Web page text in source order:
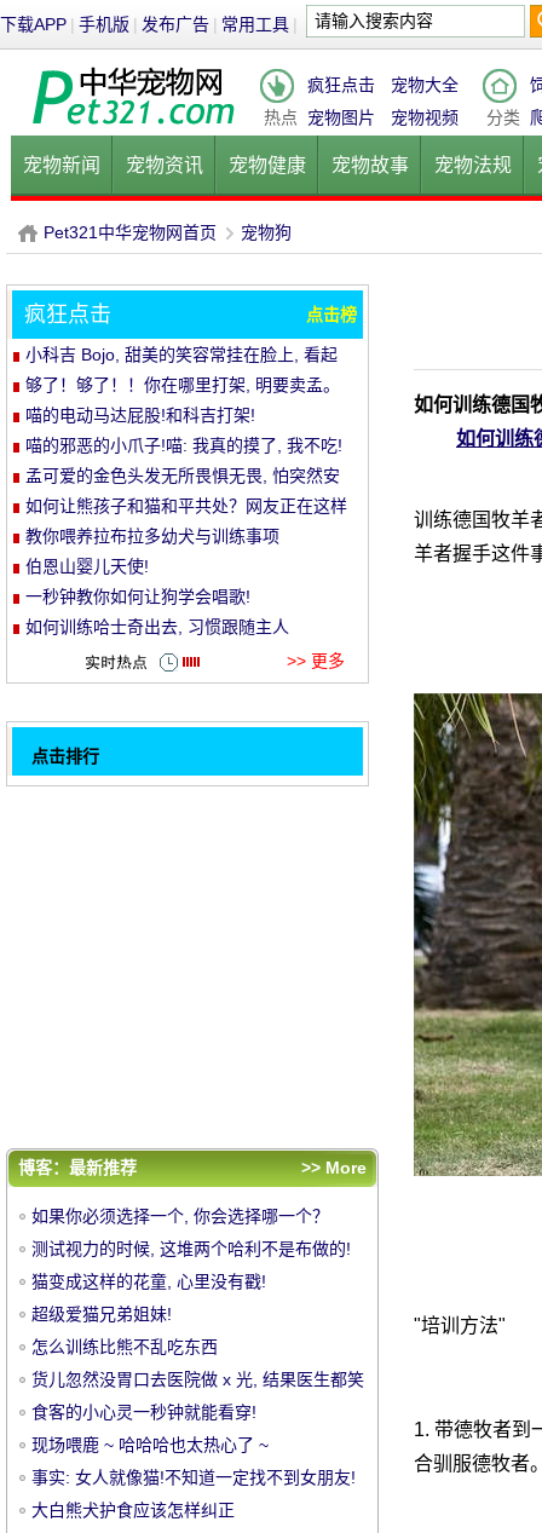
下载APP | 手机版 | 发布广告 | 常用工具 |
热点
疯狂点击
宠物大全
宠物图片
宠物视频 分类
宠物新闻 宠物资讯 宠物健康 宠物故事 宠物法规
健康饮食 宠物美容 宠物医院
P
et
中
Pet321中华宠物网首页
›
宠物狗
如何训练德国
如何训练
训练德国牧羊
羊者握手这件
"培训方法"
1. 带德牧者到
合驯服德牧者
疯狂点击 点击榜
小科吉 Bojo, 甜美的笑容常挂在脸上, 看起
来每天都是超级快乐!爱笑的小短腿, 太治愈!
够了！够了！！你在哪里打架, 明要卖孟。
喵的电动马达屁股!和科吉打架!
喵的邪恶的小爪子!喵: 我真的摸了, 我不吃!
孟可爱的金色头发无所畏惧无畏, 怕突然安
静的空气
如何让熊孩子和猫和平共处？网友正在这样
做..。婴孩必须被充电送..。
教你喂养拉布拉多幼犬与训练事项
伯恩山婴儿天使!
一秒钟教你如何让狗学会唱歌!
如何训练哈士奇出去, 习惯跟随主人
>> 更多
点击排行
评论排行
超级爱猫兄弟姐妹!
怎么训练比熊不乱吃东西
货儿忽然没胃口去医院做 x 光, 结果医生都
笑了.....。
食客的小心灵一秒钟就能看穿!
现场喂鹿 ~ 哈哈哈也太热心了 ~
事实: 女人就像猫!不知道一定找不到女朋友!
大白熊犬护食应该怎样纠正
博客：最新推荐 >> More
如果你必须选择一个, 你会选择哪一个？
测试视力的时候, 这堆两个哈利不是布做的!
猫变成这样的花童, 心里没有戳!
超级爱猫兄弟姐妹!
怎么训练比熊不乱吃东西
货儿忽然没胃口去医院做 x 光, 结果医生都笑
了.....。
食客的小心灵一秒钟就能看穿!
现场喂鹿 ~ 哈哈哈也太热心了 ~
事实: 女人就像猫!不知道一定找不到女朋友!
大白熊犬护食应该怎样纠正